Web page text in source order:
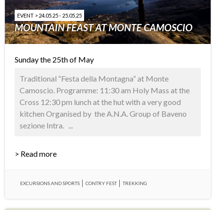
EVENT > 24.05.25 - 25.05.25
MOUNTAIN FEAST AT MONTE CAMOSCIO
Sunday the 25th of May
Traditional “Festa della Montagna” at Monte
Camoscio. Programme: 11:30 am Holy Mass at the
Cross 12:30 pm lunch at the hut with a very good
kitchen Organised by the A.N.A. Group of Baveno
sezione Intra. ...
> Read more
EXCURSIONS AND SPORTS CONTRY FEST TREKKING